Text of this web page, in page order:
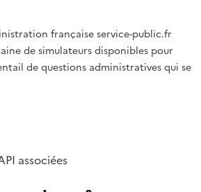
française service-public.fr
de simulateurs disponibles pour
de questions administratives qui se
associées